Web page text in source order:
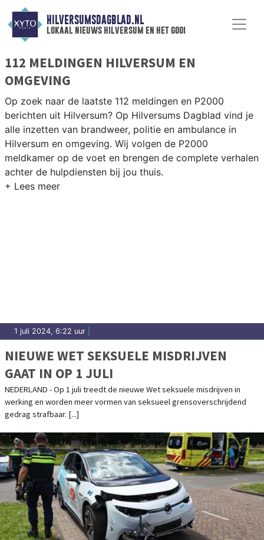
HILVERSUMSDAGBLAD.NL
lokaal nieuws hilversum en het gooi
112 MELDINGEN HILVERSUM EN
OMGEVING
Op zoek naar de laatste 112 meldingen en P2000
berichten uit Hilversum? Op Hilversums Dagblad vind je
alle inzetten van brandweer, politie en ambulance in
Hilversum en omgeving. Wij volgen de P2000
meldkamer op de voet en brengen de complete verhalen
achter de hulpdiensten bij jou thuis.
1 juli 2024, 6:22 uur
NIEUWE WET SEKSUELE MISDRIJVEN
GAAT IN OP 1 JULI
NEDERLAND - Op 1 juli treedt de nieuwe Wet seksuele misdrijven in
werking en worden meer vormen van seksueel grensoverschrijdend
gedrag strafbaar. [...]